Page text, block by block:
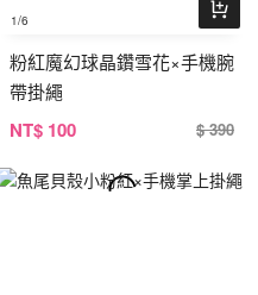
1/6
粉紅魔幻球晶鑽雪花×手機腕
帶掛繩
NT$ 100 $ 390